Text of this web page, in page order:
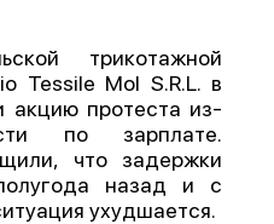
публикацию
трикотажной
Tessile Mol S.R.L. в
акцию протеста из-
по зарплате.
что задержки
назад и с
ухудшается.